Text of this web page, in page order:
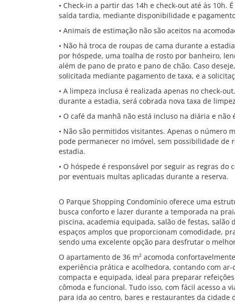
• Check-in a partir das 14h e check-out até às 10h.
saída tardia, mediante disponibilidade e
• Animais de estimação não são aceitos na
• Não há troca de roupas de cama durante a
por hóspede, uma toalha de rosto por banheiro,
além de pano de prato e pano de chão. Caso
solicitada mediante pagamento de taxa, e a
• A limpeza inclusa é realizada apenas no check-
durante a estadia, será cobrada nova taxa de
• O café da manhã não está incluso na diária e não
• Não são permitidos visitantes. Apenas o número
pode permanecer no imóvel, sem possibilidade
estadia.
• O hóspede é responsável por seguir as regras
por eventuais multas aplicadas durante a reserva.
O Parque Shopping Condomínio oferece uma
busca conforto e lazer durante a temporada na
piscina, academia equipada, salão de festas, salão
espaços amplos que proporcionam comodidade,
sendo uma excelente opção para desfrutar o
O apartamento de 36 m² acomoda
experiência prática e acolhedora, contando com
compacta e equipada, ideal para preparar
cômoda e funcional. Tudo isso, com fácil acesso a
para ida ao centro, bares e restaurantes da cidade